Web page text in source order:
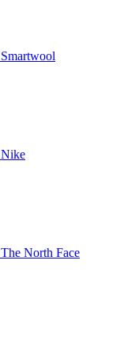
Smartwool
Nike
The North Face